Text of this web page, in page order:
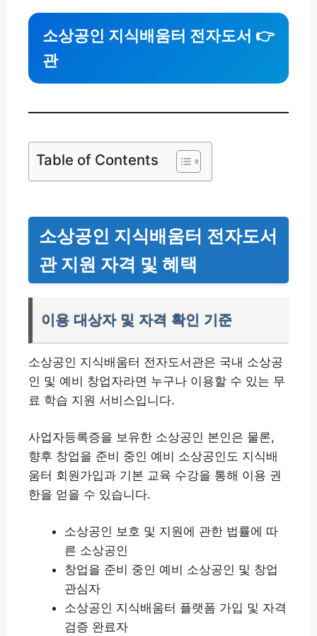
소상공인 지식배움터 전자도서
관
👉
Table of Contents
소상공인 지식배움터 전자도서
관 지원 자격 및 혜택
이용 대상자 및 자격 확인 기준
소상공인 지식배움터 전자도서관은 국내 소상공
인 및 예비 창업자라면 누구나 이용할 수 있는 무
료 학습 지원 서비스입니다.
사업자등록증을 보유한 소상공인 본인은 물론,
향후 창업을 준비 중인 예비 소상공인도 지식배
움터 회원가입과 기본 교육 수강을 통해 이용 권
한을 얻을 수 있습니다.
소상공인 보호 및 지원에 관한 법률에 따
른 소상공인
창업을 준비 중인 예비 소상공인 및 창업
관심자
소상공인 지식배움터 플랫폼 가입 및 자격
검증 완료자